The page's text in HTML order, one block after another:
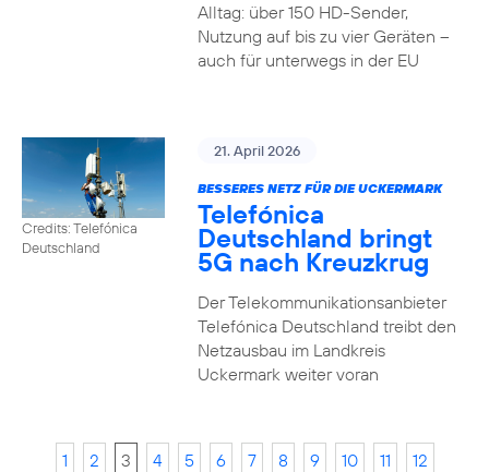
Alltag: über 150 HD-Sender,
Nutzung auf bis zu vier Geräten –
auch für unterwegs in der EU
Credits: Telefónica
Deutschland
21. April 2026
BESSERES NETZ FÜR DIE UCKERMARK
Telefónica
Deutschland bringt
5G nach Kreuzkrug
Der Telekommunikationsanbieter
Telefónica Deutschland treibt den
Netzausbau im Landkreis
Uckermark weiter voran
1 2 3 4 5 6 7 8 9 10 11
12